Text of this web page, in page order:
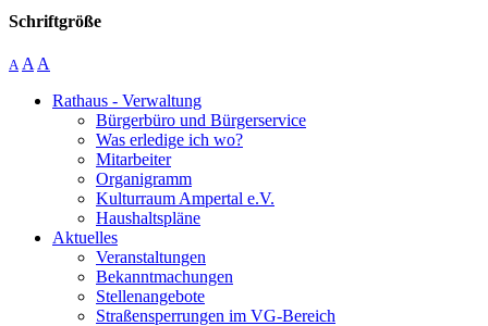
Schriftgröße
A A A
Rathaus - Verwaltung
Bürgerbüro und Bürgerservice
Was erledige ich wo?
Mitarbeiter
Organigramm
Kulturraum Ampertal e.V.
Haushaltspläne
Aktuelles
Veranstaltungen
Bekanntmachungen
Stellenangebote
Straßensperrungen im VG-Bereich